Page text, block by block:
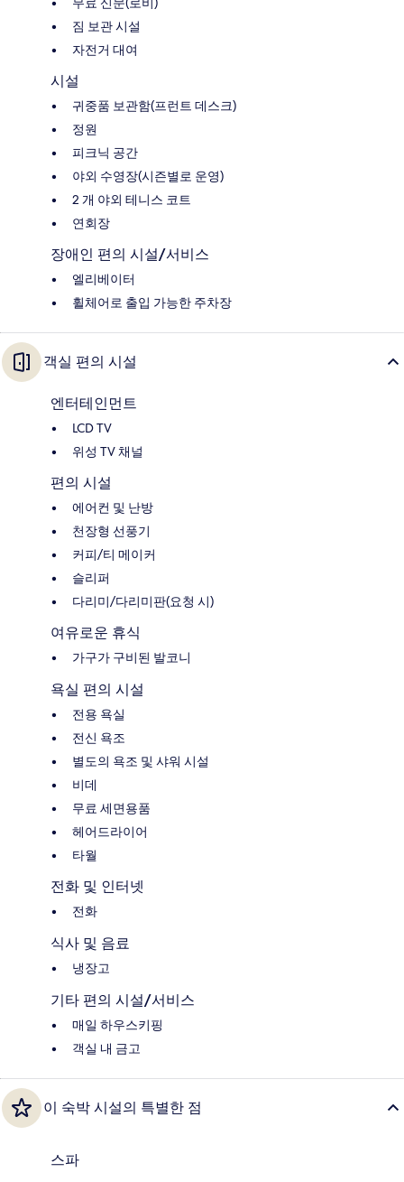
짐 보관 시설
자전거 대여
시설
귀중품 보관함(프런트 데스크)
정원
피크닉 공간
야외 수영장(시즌별로 운영)
2 개 야외 테니스 코트
연회장
장애인 편의 시설/서비스
엘리베이터
휠체어로 출입 가능한 주차장
객실 편의 시설
엔터테인먼트
LCD TV
위성 TV 채널
편의 시설
에어컨 및 난방
천장형 선풍기
커피/티 메이커
슬리퍼
다리미/다리미판(요청 시)
여유로운 휴식
가구가 구비된 발코니
욕실 편의 시설
전용 욕실
전신 욕조
별도의 욕조 및 샤워 시설
비데
무료 세면용품
헤어드라이어
타월
전화 및 인터넷
전화
식사 및 음료
냉장고
기타 편의 시설/서비스
매일 하우스키핑
객실 내 금고
이 숙박 시설의 특별한 점
스파